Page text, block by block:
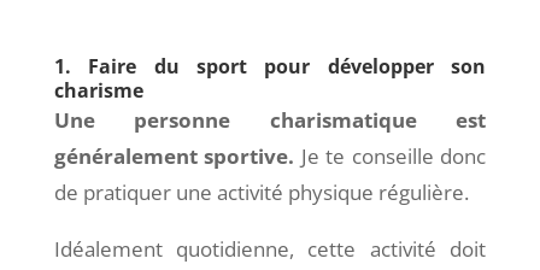
1. Faire du sport pour développer son
charisme
Une personne charismatique est
généralement sportive. Je te conseille donc
de pratiquer une activité physique régulière.
Idéalement quotidienne, cette activité doit